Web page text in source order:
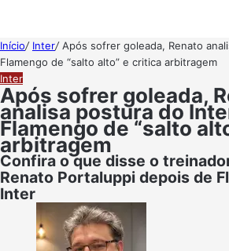
Início/ Inter/Após sofrer goleada, Renato
Flamengo de “salto alto” e critica arbitragem
Inter
Após sofrer goleada,
analisa postura do
Flamengo de “salto
arbitragem
Confira o que disse o
Renato Portaluppi depois de
Inter